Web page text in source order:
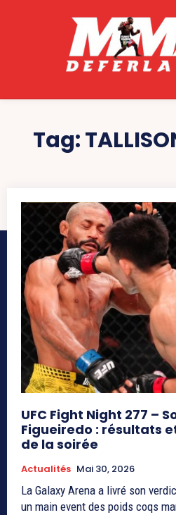
Tag:
UFC Fight Night 277 –
Figueiredo : résultats
de la soirée
Actualités Mai 30, 2026
La Galaxy Arena a livré son
un main event des poids coqs